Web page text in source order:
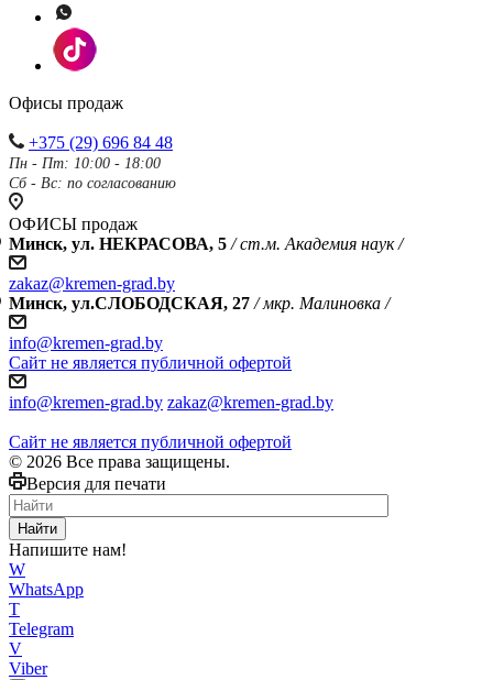
Офисы продаж
+375 (29) 696 84 48
Пн - Пт: 10:00 - 18:00
Сб - Вс: по согласованию
ОФИСЫ продаж
Минск, ул. НЕКРАСОВА, 5 / ст.м. Академия наук /
zakaz@kremen-grad.by
Минск, ул.СЛОБОДСКАЯ, 27 / мкр. Малиновка /
info@kremen-grad.by
Сайт не является публичной офертой
info@kremen-grad.by zakaz@kremen-grad.by
Сайт не является публичной офертой
© 2026 Все права защищены.
Версия для печати
Найти
Напишите нам!
W
WhatsApp
T
Telegram
V
Viber